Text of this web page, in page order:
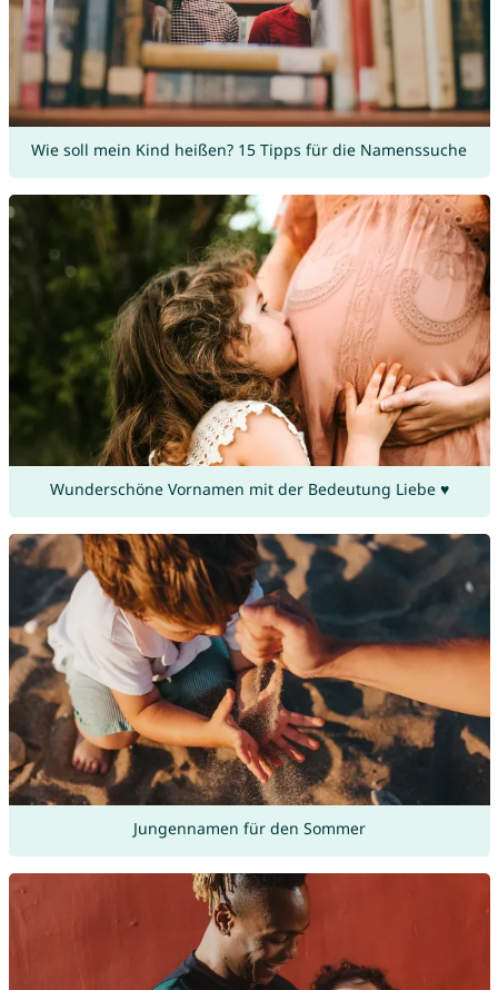
Wie soll mein Kind heißen? 15 Tipps für die Namenssuche
Wunderschöne Vornamen mit der Bedeutung Liebe ♥
Jungennamen für den Sommer